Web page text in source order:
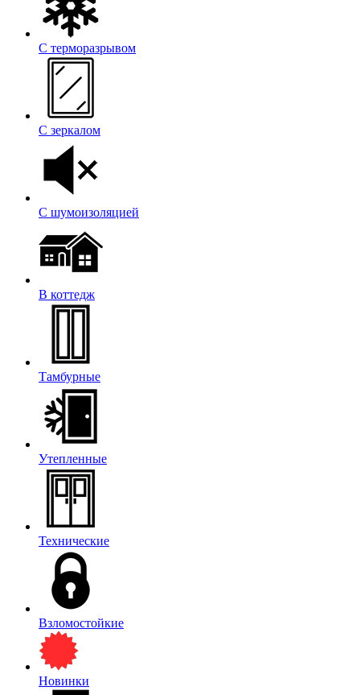
С терморазрывом
С зеркалом
С шумоизоляцией
В коттедж
Тамбурные
Утепленные
Технические
Взломостойкие
Новинки